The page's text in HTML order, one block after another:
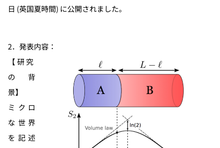
日 (英国夏時間) に公開されました。
2．発表内容：
【研究
の背
景】
ミクロ
な世界
を記述